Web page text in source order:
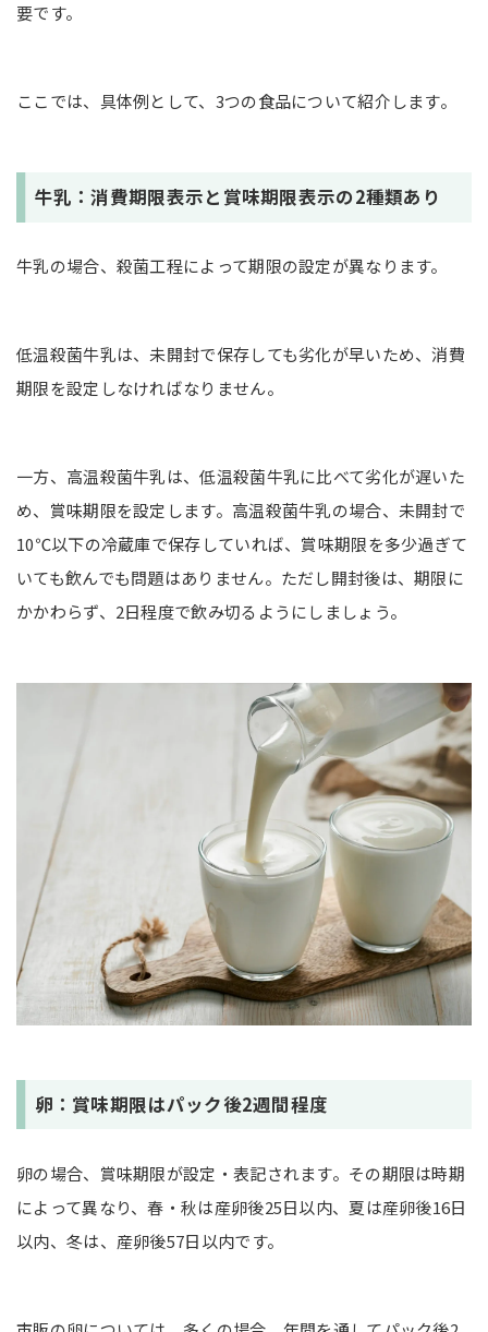
要です。
ここでは、具体例として、3つの食品について紹介します。
牛乳：消費期限表示と賞味期限表示の2種類あり
牛乳の場合、殺菌工程によって期限の設定が異なります。
低温殺菌牛乳は、未開封で保存しても劣化が早いため、消費
期限を設定しなければなりません。
一方、高温殺菌牛乳は、低温殺菌牛乳に比べて劣化が遅いた
め、賞味期限を設定します。高温殺菌牛乳の場合、未開封で
10℃以下の冷蔵庫で保存していれば、賞味期限を多少過ぎて
いても飲んでも問題はありません。ただし開封後は、期限に
かかわらず、2日程度で飲み切るようにしましょう。
卵：賞味期限はパック後2週間程度
卵の場合、賞味期限が設定・表記されます。その期限は時期
によって異なり、春・秋は産卵後25日以内、夏は産卵後16日
以内、冬は、産卵後57日以内です。